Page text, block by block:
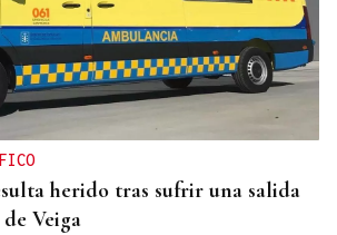
del Narcotráfico” de
por no cumplir con la Ley de
herido tras sufrir una salida
Veiga